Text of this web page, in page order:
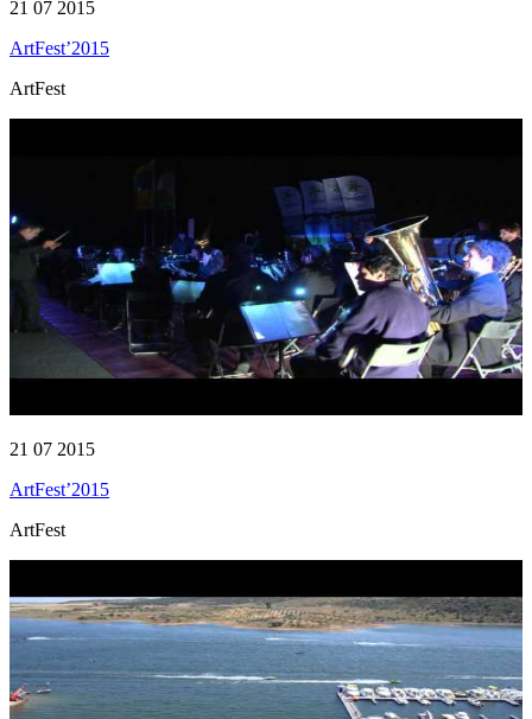
21 07 2015
ArtFest’2015
ArtFest
21 07 2015
ArtFest’2015
ArtFest